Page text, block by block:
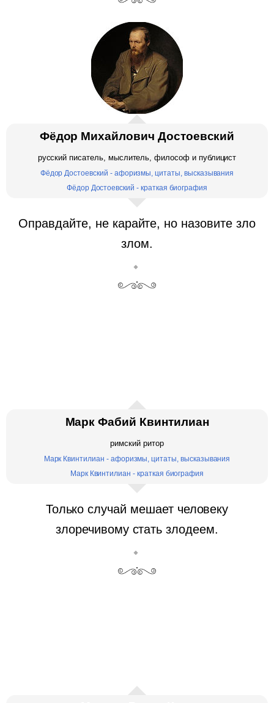
Фёдор Михайлович Достоевский
русский писатель, мыслитель, философ и публицист
Фёдор Достоевский - афоризмы, цитаты, высказывания
Фёдор Достоевский - краткая биография
Оправдайте, не карайте, но назовите зло
злом.
Марк Фабий Квинтилиан
римский ритор
Марк Квинтилиан - афоризмы, цитаты, высказывания
Марк Квинтилиан - краткая биография
Только случай мешает человеку
злоречивому стать злодеем.